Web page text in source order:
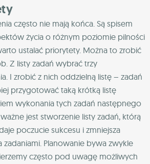
często nie mają końca. Są spisem
życia o różnym poziomie pilności
ustalać priorytety. Można to zrobić
Z listy zadań wybrać trzy
I zrobić z nich oddzielną listę – zadań
przygotować taką krótką listę
wykonania tych zadań następnego
jest stworzenie listy zadań, którą
poczucie sukcesu i zmniejsza
zadaniami. Planowanie bywa zwykle
często pod uwagę możliwych